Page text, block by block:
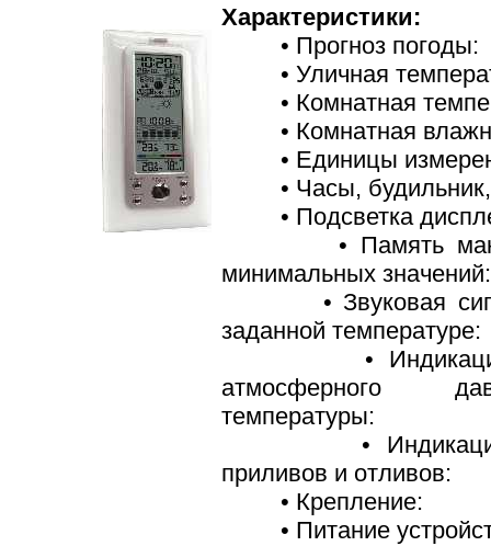
Характеристики:
• Прогноз погоды:
• Уличная
• Комнатная
• Комнатная
• Единицы
• Часы, будильник,
• Подсветка
• Память
минимальных
• Звуковая
заданной температуре:
• Индикация
атмосферного
температуры:
• Индикация
приливов и отливов:
• Крепление:
• Питание